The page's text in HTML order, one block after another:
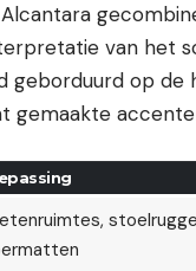
van het
geborduurd op